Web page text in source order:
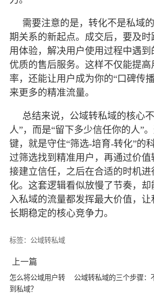
需要注意的是，转化不是私域
期关系的新起点。成交后，要及
用体验，解决用户使用过程中遇
优质的售后服务。这样不仅能提高
率，还能让用户成为你的“口碑传
来更多的精准流量。
总结来说，公域转私域的核心
人”，而是“留下多少信任你的人”
键，就是守住“筛选-培育-转化”的
过筛选找到精准用户，再通过价
接建立信任，之后在合适的时机进
化。这套逻辑看似放慢了节奏，
入私域的流量都发挥最大价值，让
长期稳定的核心竞争力。
标签： 公域转私域
上一篇
怎么将公域用户转
到私域？
公域转私域的三个步骤：